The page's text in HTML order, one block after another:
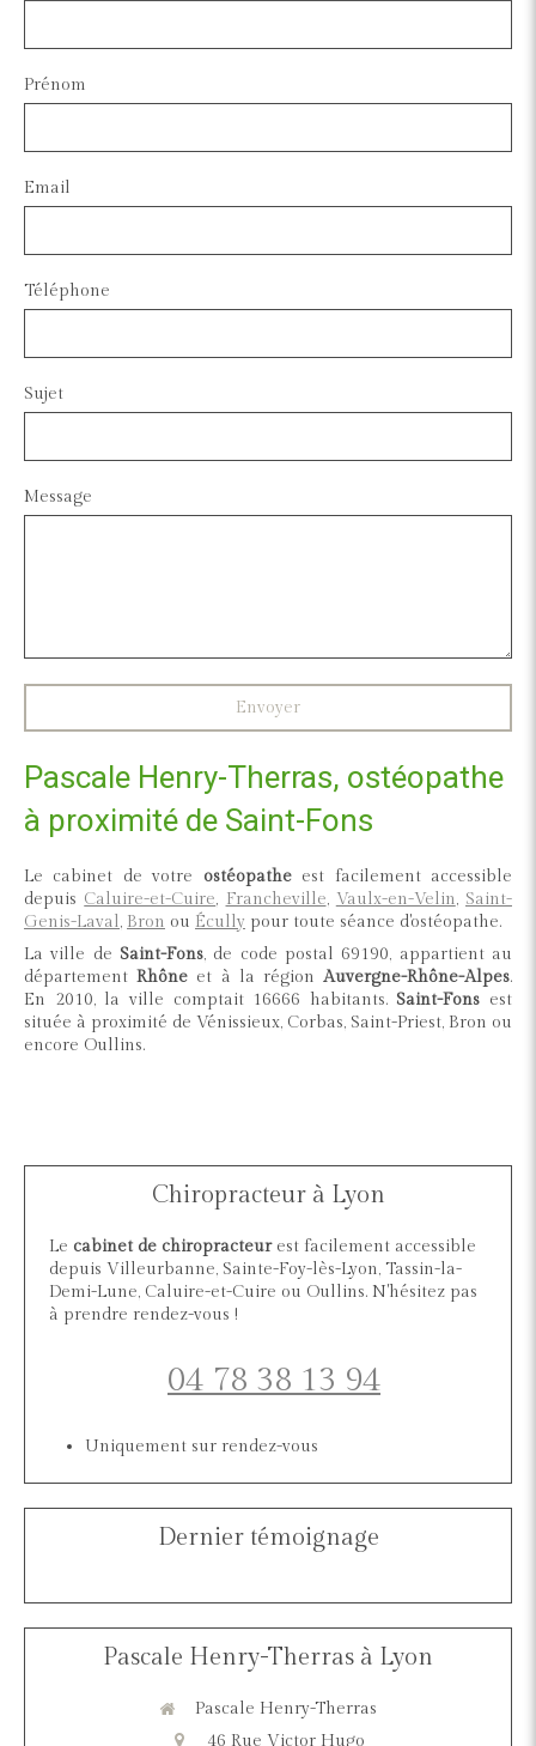
Prénom
Email
Téléphone
Sujet
Message
Envoyer
Pascale Henry-Therras, ostéopathe
à proximité de Saint-Fons
Le cabinet de votre ostéopatheest facilement accessible
depuis Caluire-et-Cuire, Francheville, Vaulx-en-Velin, Saint-
Genis-Laval, Bron ou Écully pour toute séance d'ostéopathe.
La ville de Saint-Fons, de code postal 69190, appartient au
départementRhône et à la régionAuvergne-Rhône-Alpes.
En 2010, la ville comptait 16666 habitants. Saint-Fons est
située à proximité de Vénissieux, Corbas, Saint-Priest, Bron ou
encore Oullins.
Chiropracteur à Lyon
Le cabinet de chiropracteurest facilement accessible
depuis Villeurbanne, Sainte-Foy-lès-Lyon, Tassin-la-
Demi-Lune, Caluire-et-Cuire ou Oullins. N'hésitez pas
à prendre rendez-vous !
04 78 38 13 94
Uniquement sur rendez-vous
Dernier témoignage
Pascale Henry-Therras à Lyon
Pascale Henry-Therras
46 Rue Victor Hugo